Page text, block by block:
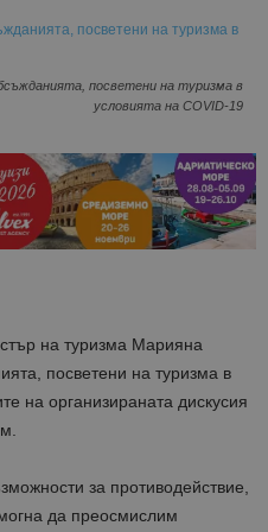
посветени на туризма в
условията на COVID-19
на туризма Марияна
посветени на туризма в
на организираната дискусия
за противодействие,
да преосмислим